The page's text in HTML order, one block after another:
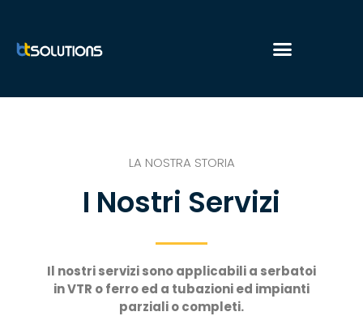
Servizi
Collaudi di Tenuta: T-TEC
Ricerca Perdite: Leak Hunter
Assistenza Tecnica Gallinea
Assistenza al Refit
LA NOSTRA STORIA
I Nostri Servizi
Il nostri servizi sono applicabili a serbatoi
in VTR o ferro ed a tubazioni ed impianti
parziali o completi.